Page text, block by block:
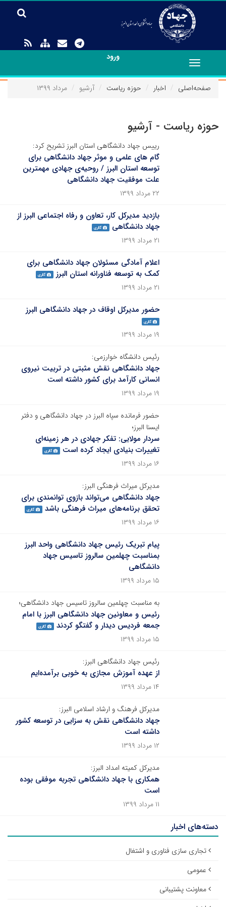
ورود
Toggle
navigation
صفحه‌اصلی
اخبار حوزه ریاست آرشیو مرداد ۱۳۹۹
حوزه ریاست - آرشیو
رییس جهاد دانشگاهی استان البرز تشریح کرد:
گام های علمی و موثر جهاد دانشگاهی برای
توسعه استان البرز / روحیه‌ی جهادی مهمترین
علت موفقیت جهاد دانشگاهی
۲۲ مرداد ۱۳۹۹
بازدید مدیرکل کار، تعاون و رفاه اجتماعی البرز از
جهاد دانشگاهی
گالری
۲۱ مرداد ۱۳۹۹
اعلام آمادگی مسئولان جهاد دانشگاهی برای
کمک به توسعه فناورانه استان البرز
گالری
۲۱ مرداد ۱۳۹۹
حضور مدیرکل اوقاف در جهاد دانشگاهی البرز
گالری
۱۹ مرداد ۱۳۹۹
رئیس دانشگاه خوارزمی:
جهاد دانشگاهی نقش مثبتی در تربیت نیروی
انسانی کارآمد برای کشور داشته است
۱۹ مرداد ۱۳۹۹
حضور فرمانده سپاه البرز در جهاد دانشگاهی و دفتر
ایسنا البرز؛
سردار مولایی: تفکر جهادی در هر زمینه‌ای
تغییرات بنیادی ایجاد کرده است
گالری
۱۶ مرداد ۱۳۹۹
مدیرکل میراث فرهنگی البرز:
جهاد دانشگاهی می‌تواند بازوی توانمندی برای
تحقق برنامه‌های میراث فرهنگی باشد
گالری
۱۶ مرداد ۱۳۹۹
پیام تبریک رئیس جهاد دانشگاهی واحد البرز
بمناسبت چهلمین سالروز تاسیس جهاد
دانشگاهی
۱۵ مرداد ۱۳۹۹
به مناسبت چهلمین سالروز تاسیس جهاد دانشگاهی؛
رئیس و معاونین جهاد دانشگاهی البرز با امام
جمعه فردیس دیدار و گفتگو کردند
گالری
۱۵ مرداد ۱۳۹۹
رئیس جهاد دانشگاهی البرز:
از عهده آموزش مجازی به خوبی برآمده‌ایم
۱۴ مرداد ۱۳۹۹
مدیرکل فرهنگ و ارشاد اسلامی البرز:
جهاد دانشگاهی نقش به سزایی در توسعه کشور
داشته است
۱۲ مرداد ۱۳۹۹
مدیرکل کمیته امداد البرز:
همکاری با جهاد دانشگاهی تجربه موفقی بوده
است
۱۱ مرداد ۱۳۹۹
دسته‌های اخبار
تجاری سازی فناوری و اشتغال
عمومی
معاونت پشتیبانی